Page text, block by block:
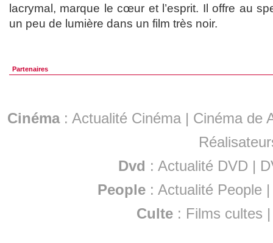
lacrymal, marque le cœur et l’esprit. Il offre au
un peu de lumière dans un film très noir.
Partenaires
Cinéma: Actualité Cinéma | Cinéma de
Dvd : Actualité DVD |
People :Actualité People
Culte : Films cultes